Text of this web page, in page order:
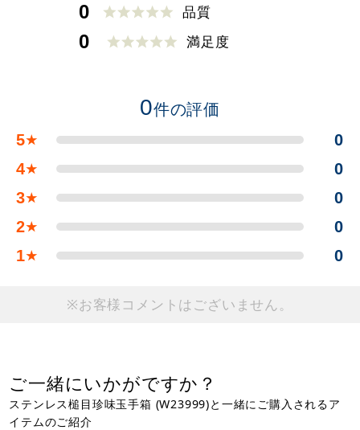
0 品質
0 満足度
0件の評価
5★
0
4★
0
3★
0
2★
0
1★ 0
※お客様コメントはございません。
ご一緒にいかがですか？
ステンレス槌目珍味玉手箱 (W23999)と一緒にご購入されるア
イテムのご紹介